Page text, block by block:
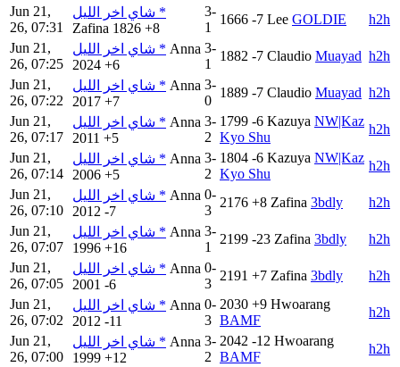
Jun 21,
26, 07:31
شاي اخر الليل *
Zafina 1826 +8
3-
1
1666 -7 Lee GOLDIE
h2h
Jun 21,
26, 07:25
شاي اخر الليل * Anna
2024 +6
3-
1
1882 -7 Claudio Muayad h2h
Jun 21,
26, 07:22
شاي اخر الليل * Anna
2017 +7
3-
0
1889 -7 Claudio Muayad h2h
Jun 21,
26, 07:17
شاي اخر الليل * Anna
2011 +5
3-
2
1799 -6 Kazuya NW|Kaz
Kyo Shu
h2h
Jun 21,
26, 07:14
شاي اخر الليل * Anna
2006 +5
3-
2
1804 -6 Kazuya NW|Kaz
Kyo Shu
h2h
Jun 21,
26, 07:10
شاي اخر الليل * Anna
2012 -7
0-
3
2176 +8 Zafina 3bdly
h2h
Jun 21,
26, 07:07
شاي اخر الليل * Anna
1996 +16
3-
1
2199 -23 Zafina 3bdly
h2h
Jun 21,
26, 07:05
شاي اخر الليل * Anna
2001 -6
0-
3
2191 +7 Zafina 3bdly
h2h
Jun 21,
26, 07:02
شاي اخر الليل * Anna
2012 -11
0-
3
2030 +9 Hwoarang
BAMF
h2h
Jun 21,
26, 07:00
شاي اخر الليل * Anna
1999 +12
3-
2
2042 -12 Hwoarang
BAMF
h2h